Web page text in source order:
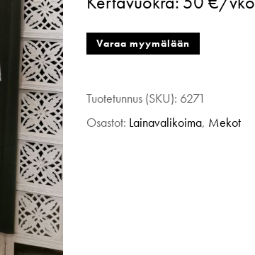
roiskevärjätty,
40,
valko/musta
Varaa myymälään
Tuotetunnus (SKU): 6271
Osastot: Lainavalikoima, Mekot